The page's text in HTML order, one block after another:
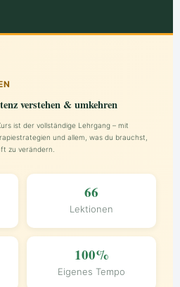
verstehen & umkehren
ist der vollständige Lehrgang – mit
und allem, was du brauchst,
zu verändern.
66
Lektionen
100%
Eigenes Tempo